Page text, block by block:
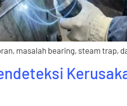
masalah bearing, steam trap,